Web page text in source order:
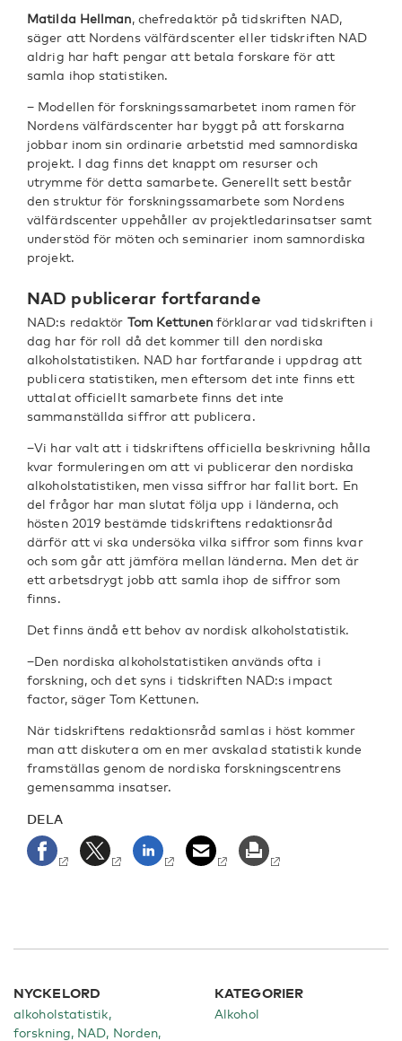
Matilda Hellman, chefredaktör på tidskriften NAD,
säger att Nordens välfärdscenter eller tidskriften NAD
aldrig har haft pengar att betala forskare för att
samla ihop statistiken.
− Modellen för forskningssamarbetet inom ramen för
Nordens välfärdscenter har byggt på att forskarna
jobbar inom sin ordinarie arbetstid med samnordiska
projekt. I dag finns det knappt om resurser och
utrymme för detta samarbete. Generellt sett består
den struktur för forskningssamarbete som Nordens
välfärdscenter uppehåller av projektledarinsatser samt
understöd för möten och seminarier inom samnordiska
projekt.
NAD publicerar fortfarande
NAD:s redaktör Tom Kettunenförklarar vad tidskriften i
dag har för roll då det kommer till den nordiska
alkoholstatistiken. NAD har fortfarande i uppdrag att
publicera statistiken, men eftersom det inte finns ett
uttalat officiellt samarbete finns det inte
sammanställda siffror att publicera.
−Vi har valt att i tidskriftens officiella beskrivning hålla
kvar formuleringen om att vi publicerar den nordiska
alkoholstatistiken, men vissa siffror har fallit bort. En
del frågor har man slutat följa upp i länderna, och
hösten 2019 bestämde tidskriftens redaktionsråd
därför att vi ska undersöka vilka siffror som finns kvar
och som går att jämföra mellan länderna. Men det är
ett arbetsdrygt jobb att samla ihop de siffror som
finns.
Det finns ändå ett behov av nordisk alkoholstatistik.
−Den nordiska alkoholstatistiken används ofta i
forskning, och det syns i tidskriften NAD:s impact
factor, säger Tom Kettunen.
När tidskriftens redaktionsråd samlas i höst kommer
man att diskutera om en mer avskalad statistik kunde
framställas genom de nordiska forskningscentrens
gemensamma insatser.
DELA
NYCKELORD
alkoholstatistik,
forskning, NAD, Norden,
KATEGORIER
Alkohol